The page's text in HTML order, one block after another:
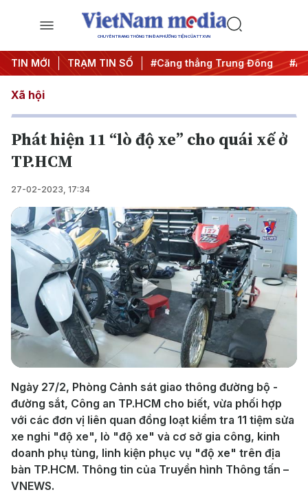
CHUYÊN TRANG THÔNG TIN ĐA PHƯƠNG TIỆN CỦA TTXVN
TIN MỚI TRẠM TIN SỐ
#Chống khai thác IUU #Căng thẳng Trung Đông #An
Xã hội
Phát hiện 11 “lò độ xe” cho quái xế ở
TP.HCM
27-02-2023, 17:34
Play
Video
Ngày 27/2, Phòng Cảnh sát giao thông đường bộ -
đường sắt, Công an TP.HCM cho biết, vừa phối hợp
với các đơn vị liên quan đồng loạt kiểm tra 11 tiệm sửa
xe nghi "độ xe", lò "độ xe" và cơ sở gia công, kinh
doanh phụ tùng, linh kiện phục vụ "độ xe" trên địa
bàn TP.HCM. Thông tin của Truyền hình Thông tấn –
VNEWS.